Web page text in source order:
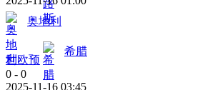
奥地利
世欧预
希腊
0 - 0
2025-11-16 03:45